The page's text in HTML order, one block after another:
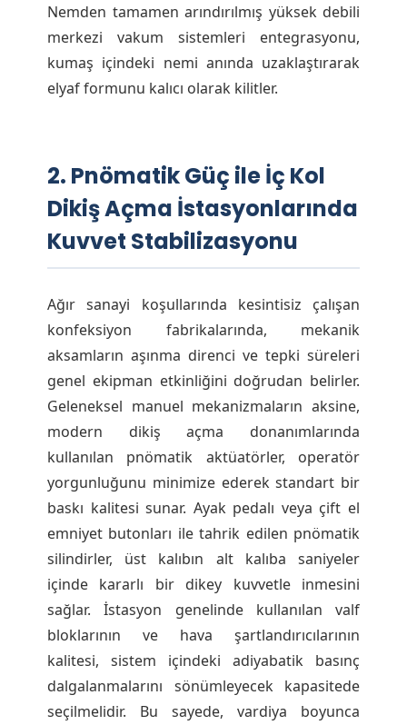
Nemden tamamen arındırılmış yüksek debili
merkezi vakum sistemleri entegrasyonu,
kumaş içindeki nemi anında uzaklaştırarak
elyaf formunu kalıcı olarak kilitler.
2. Pnömatik Güç ile İç Kol
Dikiş Açma İstasyonlarında
Kuvvet Stabilizasyonu
Ağır sanayi koşullarında kesintisiz çalışan
konfeksiyon fabrikalarında, mekanik
aksamların aşınma direnci ve tepki süreleri
genel ekipman etkinliğini doğrudan belirler.
Geleneksel manuel mekanizmaların aksine,
modern dikiş açma donanımlarında
kullanılan pnömatik aktüatörler, operatör
yorgunluğunu minimize ederek standart bir
baskı kalitesi sunar. Ayak pedalı veya çift el
emniyet butonları ile tahrik edilen pnömatik
silindirler, üst kalıbın alt kalıba saniyeler
içinde kararlı bir dikey kuvvetle inmesini
sağlar. İstasyon genelinde kullanılan valf
bloklarının ve hava şartlandırıcılarının
kalitesi, sistem içindeki adiyabatik basınç
dalgalanmalarını sönümleyecek kapasitede
seçilmelidir. Bu sayede, vardiya boyunca